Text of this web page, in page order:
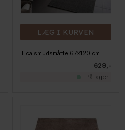
LÆG I KURVEN
629,-
På lager